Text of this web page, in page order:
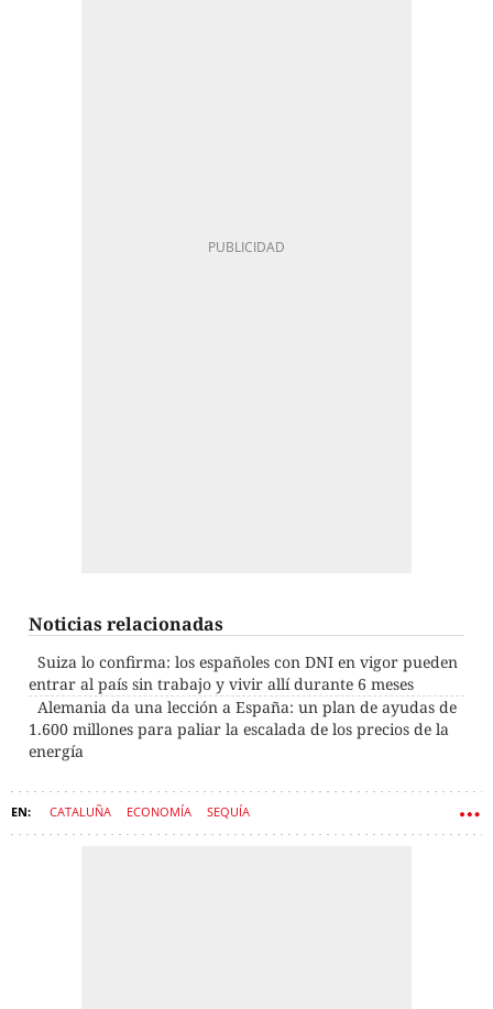
Noticias relacionadas
Suiza lo confirma: los españoles con DNI en vigor pueden
entrar al país sin trabajo y vivir allí durante 6 meses
Alemania da una lección a España: un plan de ayudas de
1.600 millones para paliar la escalada de los precios de la
energía
CATALUÑA ECONOMÍA SEQUÍA